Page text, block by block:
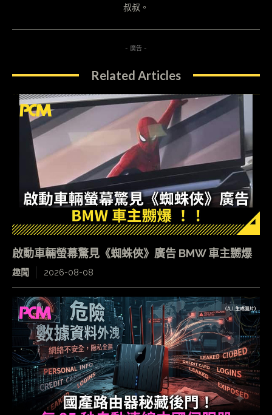
叔叔。
- 廣告 -
Related Articles
啟動車輛螢幕驚見《蜘蛛俠》廣告 BMW 車主嬲爆
趣聞 2026-08-08